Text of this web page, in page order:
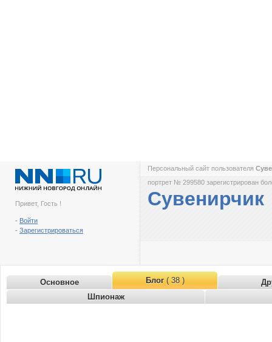
Привет, Гость !
- Войти
- Зарегистрироваться
Персональный сайт пользователя
портрет № 299580 зарегистрирован
Сувенирчик
Основное Блог( 38 )
Шпионаж